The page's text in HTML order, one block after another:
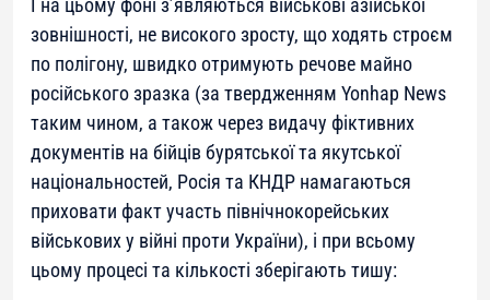
зовнішності, не високого зросту, що ходять строєм
по полігону, швидко отримують речове майно
російського зразка (за твердженням Yonhap News
таким чином, а також через видачу фіктивних
документів на бійців бурятської та якутської
національностей, Росія та КНДР намагаються
приховати факт участь північнокорейських
військових у війні проти України), і при всьому
цьому процесі та кількості зберігають тишу: